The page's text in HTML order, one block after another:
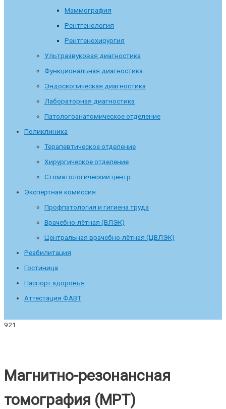
Маммография
Рентгенология
Рентгенохирургия
Ультразвуковая диагностика
Функциональная диагностика
Эндоскопическая диагностика
Лабораторная диагностика
Патологоанатомическое отделение
Поликлиника
Терапевтическое отделение
Хирургическое отделение
Стоматологический центр
Экспертная комиссия
Профпатология и гигиена труда
Врачебно-лётная (ВЛЭК)
Центральная врачебно-лётная (ЦВЛЭК)
Реабилитация
Гостиница
Паспорт здоровья
Аттестация ФАВТ
Магнитно-резонансная
томография (МРТ)